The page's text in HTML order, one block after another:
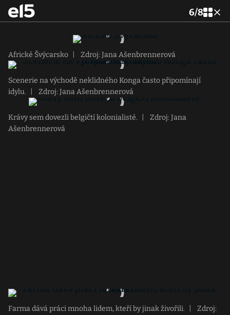
6/8
Africké Švýcarsko Zdroj: Jana Ašenbrennerová
Scenerie na východě neklidného Konga často připomínají
idylu.
Zdroj: Jana Ašenbrennerová
Krávy sem dovezli belgičtí kolonialisté.
Zdroj: Jana
Ašenbrennerová
Farma dává práci mnoha lidem, kteří by jinak živořili.
Zdroj: